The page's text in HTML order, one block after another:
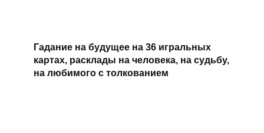
Гадание на будущее на 36 игральных
картах, расклады на человека, на судьбу,
на любимого с толкованием